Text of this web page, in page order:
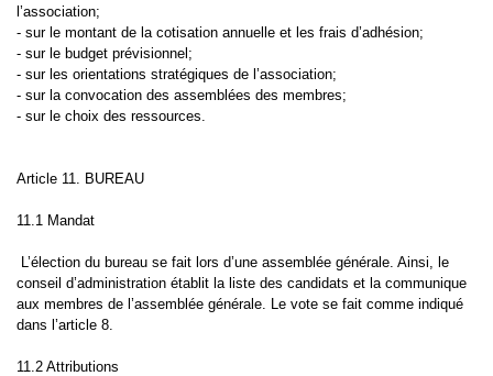
l’association;
- sur le montant de la cotisation annuelle et les frais d’adhésion;
- sur le budget prévisionnel;
- sur les orientations stratégiques de l’association;
- sur la convocation des assemblées des membres;
- sur le choix des ressources.
Article 11. BUREAU
11.1 Mandat
L’élection du bureau se fait lors d’une assemblée générale. Ainsi, le
conseil d’administration établit la liste des candidats et la communique
aux membres de l’assemblée générale. Le vote se fait comme indiqué
dans l’article 8.
11.2 Attributions